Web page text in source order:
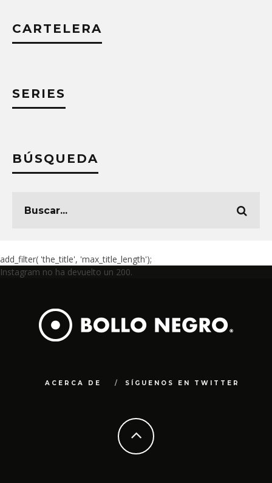
CARTELERA
SERIES
BÚSQUEDA
add_filter( 'the_title', 'max_title_length');
Instagram no ha devuelto un 200.
ACERCA DE SÍGUENOS EN TWITTER